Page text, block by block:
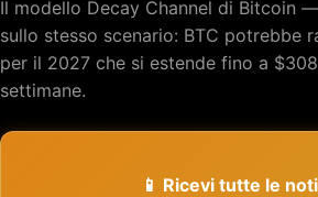
Il modello Decay Channel di Bitcoin
sullo stesso scenario: BTC potrebbe
per il 2027 che si estende fino a
settimane.
📱 Ricevi tutte le